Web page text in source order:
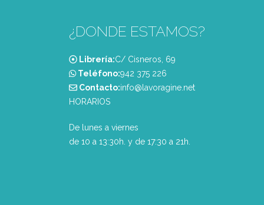
¿DONDE ESTAMOS?
Librería:C/ Cisneros, 69
Teléfono:‭942 375 226‬
Contacto:info@lavoragine.net
HORARIOS
De lunes a viernes
de 10 a 13:30h. y de 17:30 a 21h.